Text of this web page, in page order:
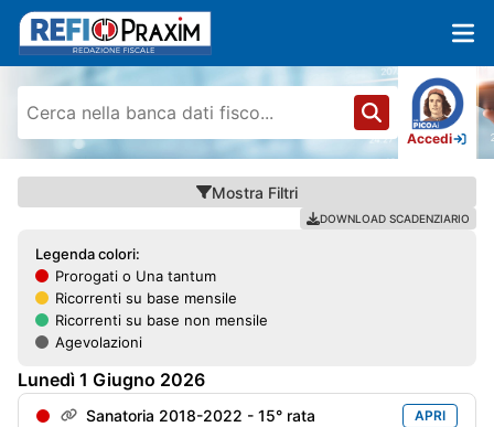
Accedi
Mostra Filtri
DOWNLOAD SCADENZIARIO
Legenda colori:
Prorogati o Una tantum
Ricorrenti su base mensile
Ricorrenti su base non mensile
Agevolazioni
Lunedì 1 Giugno 2026
Sanatoria 2018-2022 - 15° rata APRI